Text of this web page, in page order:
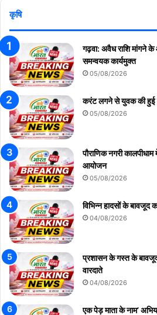
कृषि
गढ़वा: अवैध राशि
समन्वयक कार्यमुक्त
05/08/2026
करंट लगने से युवक की हुई
05/08/2026
पौराणिक नगरी
आयोजन
05/08/2026
विभिन्न हादसों के बावजूद
04/08/2026
प्रशासन के गस्त के बावजूद
वारदाते
04/08/2026
एक पेड़ माता के नाम’